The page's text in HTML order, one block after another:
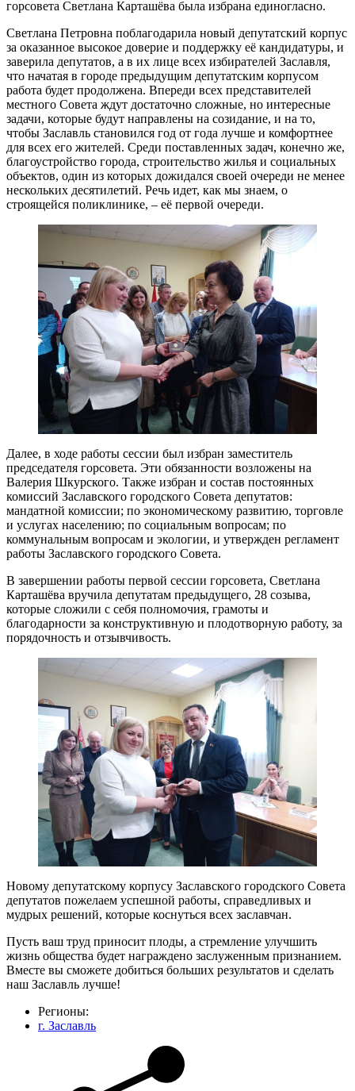
горсовета Светлана Карташёва была избрана единогласно.
Светлана Петровна поблагодарила новый депутатский корпус
за оказанное высокое доверие и поддержку её кандидатуры, и
заверила депутатов, а в их лице всех избирателей Заславля,
что начатая в городе предыдущим депутатским корпусом
работа будет продолжена. Впереди всех представителей
местного Совета ждут достаточно сложные, но интересные
задачи, которые будут направлены на созидание, и на то,
чтобы Заславль становился год от года лучше и комфортнее
для всех его жителей. Среди поставленных задач, конечно же,
благоустройство города, строительство жилья и социальных
объектов, один из которых дожидался своей очереди не менее
нескольких десятилетий. Речь идет, как мы знаем, о
строящейся поликлинике, – её первой очереди.
Далее, в ходе работы сессии был избран заместитель
председателя горсовета. Эти обязанности возложены на
Валерия Шкурского. Также избран и состав постоянных
комиссий Заславского городского Совета депутатов:
мандатной комиссии; по экономическому развитию, торговле
и услугах населению; по социальным вопросам; по
коммунальным вопросам и экологии, и утвержден регламент
работы Заславского городского Совета.
В завершении работы первой сессии горсовета, Светлана
Карташёва вручила депутатам предыдущего, 28 созыва,
которые сложили с себя полномочия, грамоты и
благодарности за конструктивную и плодотворную работу, за
порядочность и отзывчивость.
Новому депутатскому корпусу Заславского городского Совета
депутатов пожелаем успешной работы, справедливых и
мудрых решений, которые коснуться всех заславчан.
Пусть ваш труд приносит плоды, а стремление улучшить
жизнь общества будет награждено заслуженным признанием.
Вместе вы сможете добиться больших результатов и сделать
наш Заславль лучше!
Регионы:
г. Заславль